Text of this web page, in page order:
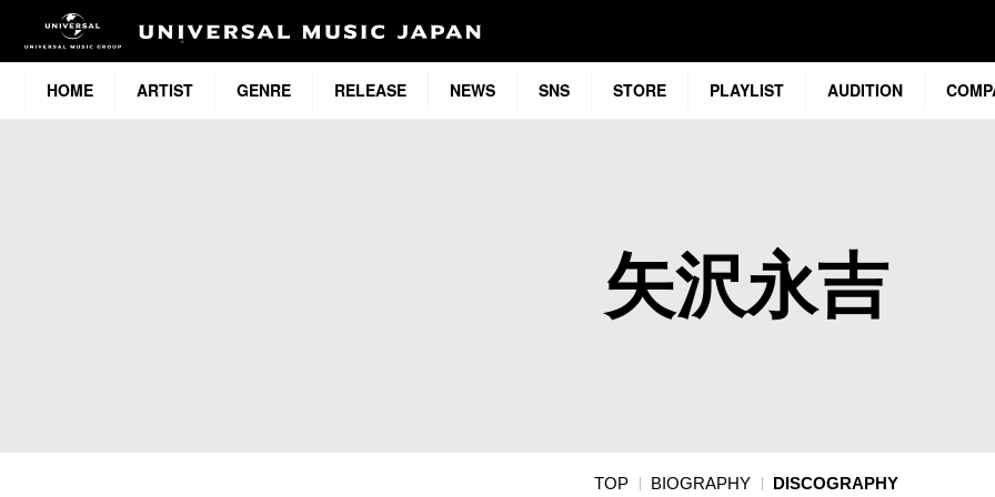
HOME ARTIST GENRE RELEASE NEWS SNS STORE PLAYLIST AUDITION
矢沢永吉
TOP BIOGRAPHY DISCOGRAPHY